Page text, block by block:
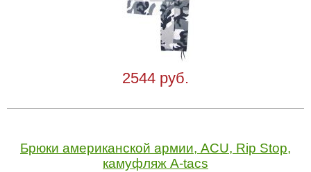
2544 руб.
Брюки американской армии, ACU, Rip Stop,
камуфляж A-tacs